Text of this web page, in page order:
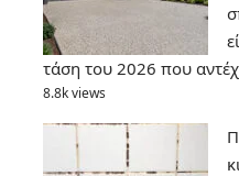
τάση του 2026 που
8.8k views